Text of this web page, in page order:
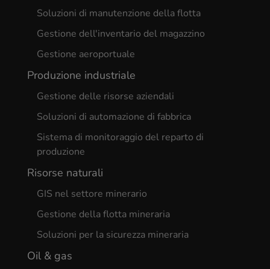
Soluzioni di manutenzione della flotta
Gestione dell'inventario del magazzino
Gestione aeroportuale
Produzione industriale
Gestione delle risorse aziendali
Soluzioni di automazione di fabbrica
Sistema di monitoraggio del reparto di
produzione
Risorse naturali
GIS nel settore minerario
Gestione della flotta mineraria
Soluzioni per la sicurezza mineraria
Oil & gas